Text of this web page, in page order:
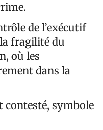
de l’exécutif
fragilité du
où les
dans la
contesté, symbole